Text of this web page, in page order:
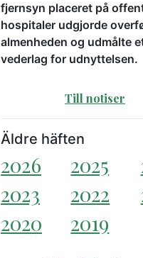
fjernsyn placeret på
hospitaler udgjorde
almenheden og udmålte
vederlag for udnyttelsen.
Till notiser
Äldre häften
2026 2025
2023
2022
2020
2019